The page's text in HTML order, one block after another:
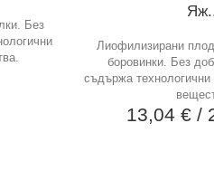
Без
Лиофилизирани
боровинки. Без
съдържа
13,04 € /